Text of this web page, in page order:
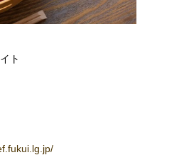
ト